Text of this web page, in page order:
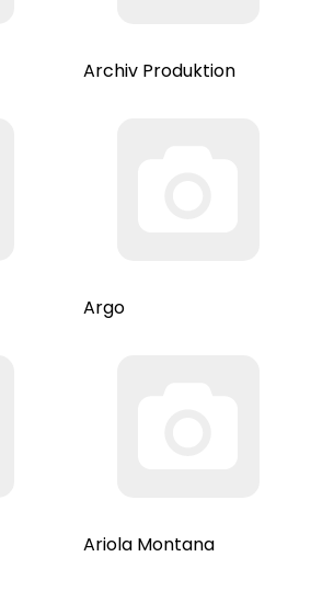
Archiv Produktion
Argo
Ariola Montana